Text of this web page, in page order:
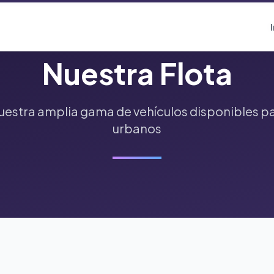
Nuestra Flota
amplia gama de vehículos disponibles
urbanos